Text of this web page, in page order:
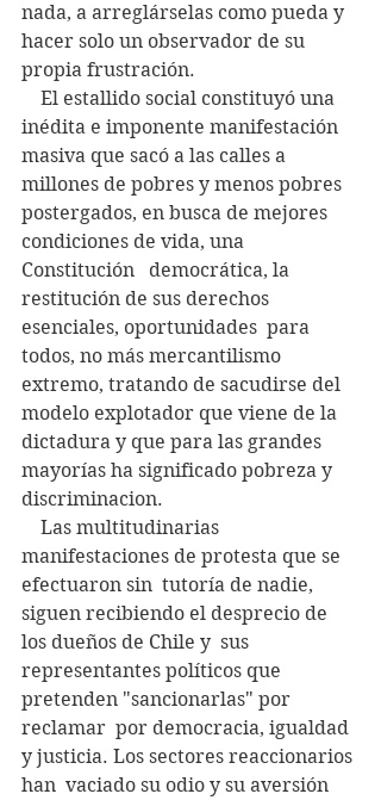
nada, a arreglárselas como pueda y
hacer solo un observador de su
propia frustración.
inédita e imponente manifestación
masiva que sacó a las calles a
millones de pobres y menos pobres
postergados, en busca de mejores
condiciones de vida, una
Constitución   democrática, la
restitución de sus derechos
esenciales, oportunidades  para
todos, no más mercantilismo
extremo, tratando de sacudirse del
modelo explotador que viene de la
dictadura y que para las grandes
mayorías ha significado pobreza y
discriminacion.
manifestaciones de protesta que se
efectuaron sin  tutoría de nadie,
siguen recibiendo el desprecio de
los dueños de Chile y  sus
representantes políticos que
pretenden "sancionarlas" por
reclamar  por democracia, igualdad
y justicia. Los sectores reaccionarios
han  vaciado su odio y su aversión